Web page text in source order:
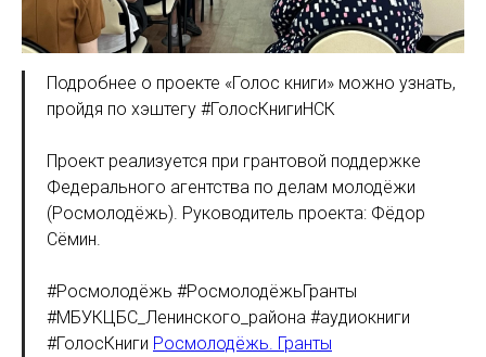
Подробнее о проекте «Голос книги» можно узнать,
пройдя по хэштегу #ГолосКнигиНСК
Проект реализуется при грантовой поддержке
Федерального агентства по делам молодёжи
(Росмолодёжь). Руководитель проекта: Фёдор
Сёмин.
#Росмолодёжь #РосмолодёжьГранты
#МБУКЦБС_Ленинского_района #аудиокниги
#ГолосКниги Росмолодёжь. Гранты